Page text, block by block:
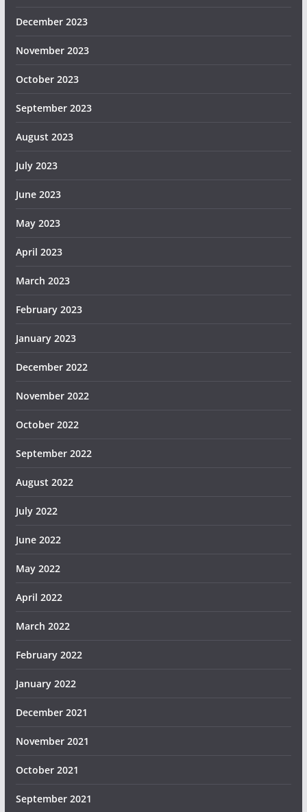
December 2023
November 2023
October 2023
September 2023
August 2023
July 2023
June 2023
May 2023
April 2023
March 2023
February 2023
January 2023
December 2022
November 2022
October 2022
September 2022
August 2022
July 2022
June 2022
May 2022
April 2022
March 2022
February 2022
January 2022
December 2021
November 2021
October 2021
September 2021